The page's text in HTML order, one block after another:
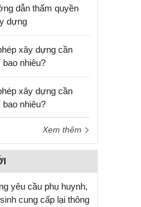
dẫn thẩm quyền
dựng
xây dựng cần
nhiêu?
xây dựng cần
nhiêu?
Xem thêm
yêu cầu phụ huynh,
cung cấp lại thông